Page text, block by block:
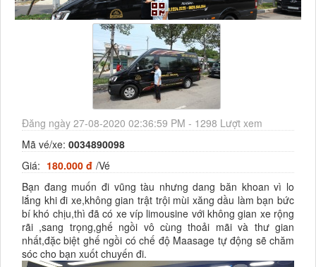
Đăng ngày 27-08-2020 02:36:59 PM - 1298 Lượt xem
Mã vé/xe: 0034890098
Giá: 180.000 đ /Vé
Bạn đang muốn đi vũng tàu nhưng dang băn khoan vì lo
lắng khi đi xe,không gian trật trội mùi xăng dầu làm bạn bức
bí khó chịu,thì đã có xe víp limousine với không gian xe rộng
rãi ,sang trọng,ghế ngồi vô cùng thoải mãi và thư gian
nhất,đặc biệt ghế ngồi có chế độ Maasage tự động sẽ chăm
sóc cho bạn xuốt chuyến đi.